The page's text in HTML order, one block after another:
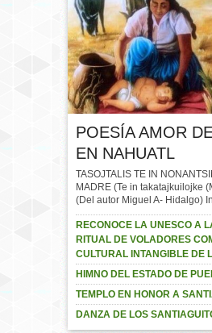
POESÍA AMOR
EN NAHUATL
TASOJTALIS TE IN
MADRE (Te in takatajkuilojke
(Del autor Miguel A- Hidalgo)
RECONOCE LA UNESCO A
RITUAL DE VOLADORES
CULTURAL INTANGIBLE DE
HIMNO DEL ESTADO DE
TEMPLO EN HONOR A
DANZA DE LOS